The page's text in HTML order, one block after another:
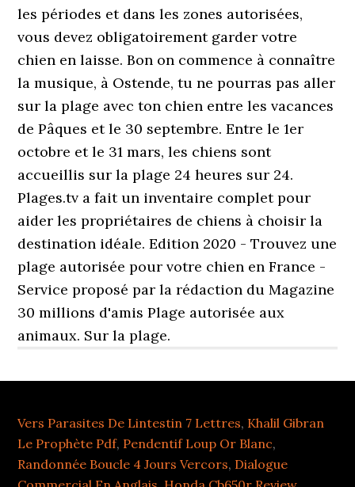
Vers Parasites De Lintestin 7 Lettres, Khalil Gibran
Le Prophète Pdf, Pendentif Loup Or Blanc,
Randonnée Boucle 4 Jours Vercors, Dialogue